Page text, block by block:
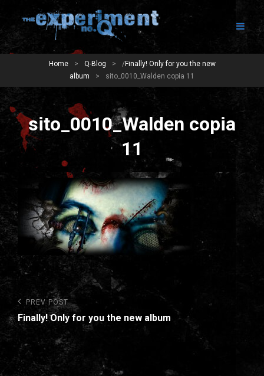
Home > Q-Blog > /Finally! Only for you the new
album
> sito_0010_Walden copia 11
sito_0010_Walden copia
11
Navigazione
articoli
Previous
Post
PREV POST
Finally! Only for you the new album